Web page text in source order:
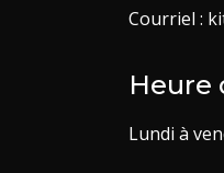
Courriel :
Heure
Lundi à